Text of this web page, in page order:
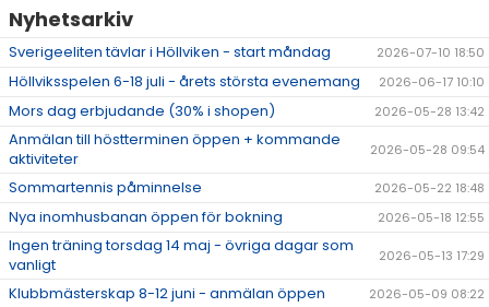
SPONSORER & SAMARBETSPARTNERS
AKTUELLT/SOCIAL MEDIA
KONTAKT & OM OSS
TRYGG TENNIS
DOKUMENT
ÖPETTIDER SOMMAR
Nyhetsarkiv
Sverigeeliten tävlar i Höllviken - start måndag 2026-07-10 18:50
Höllviksspelen 6-18 juli - årets största evenemang 2026-06-17 10:10
Mors dag erbjudande (30% i shopen) 2026-05-28 13:42
Anmälan till höstterminen öppen + kommande
aktiviteter
2026-05-28 09:54
Sommartennis påminnelse 2026-05-22 18:48
Nya inomhusbanan öppen för bokning 2026-05-18 12:55
Ingen träning torsdag 14 maj - övriga dagar som
vanligt
2026-05-13 17:29
Klubbmästerskap 8-12 juni - anmälan öppen 2026-05-09 08:22